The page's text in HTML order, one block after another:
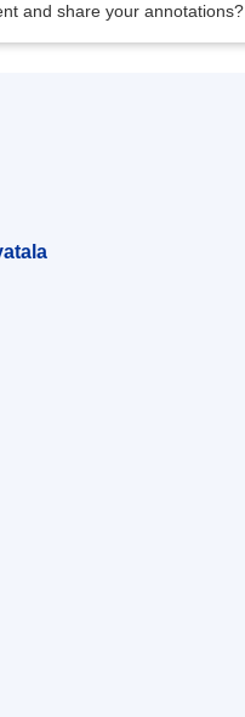
and share your annotations?